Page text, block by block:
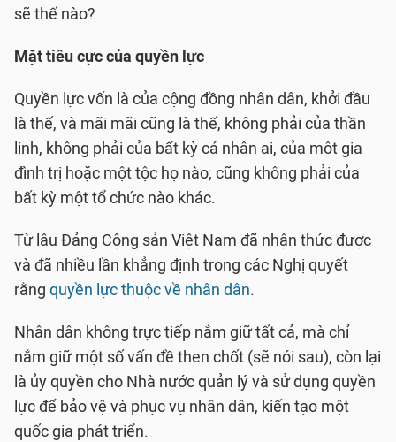
sẽ thế nào?
Mặt tiêu cực của quyền lực
Quyền lực vốn là của cộng đồng nhân dân, khởi đầu
là thế, và mãi mãi cũng là thế, không phải của thần
linh, không phải của bất kỳ cá nhân ai, của một gia
đình trị hoặc một tộc họ nào; cũng không phải của
bất kỳ một tổ chức nào khác.
Từ lâu Đảng Cộng sản Việt Nam đã nhận thức được
và đã nhiều lần khẳng định trong các Nghị quyết
rằng quyền lực thuộc về nhân dân.
Nhân dân không trực tiếp nắm giữ tất cả, mà chỉ
nắm giữ một số vấn đề then chốt (sẽ nói sau), còn lại
là ủy quyền cho Nhà nước quản lý và sử dụng quyền
lực để bảo vệ và phục vụ nhân dân, kiến tạo một
quốc gia phát triển.